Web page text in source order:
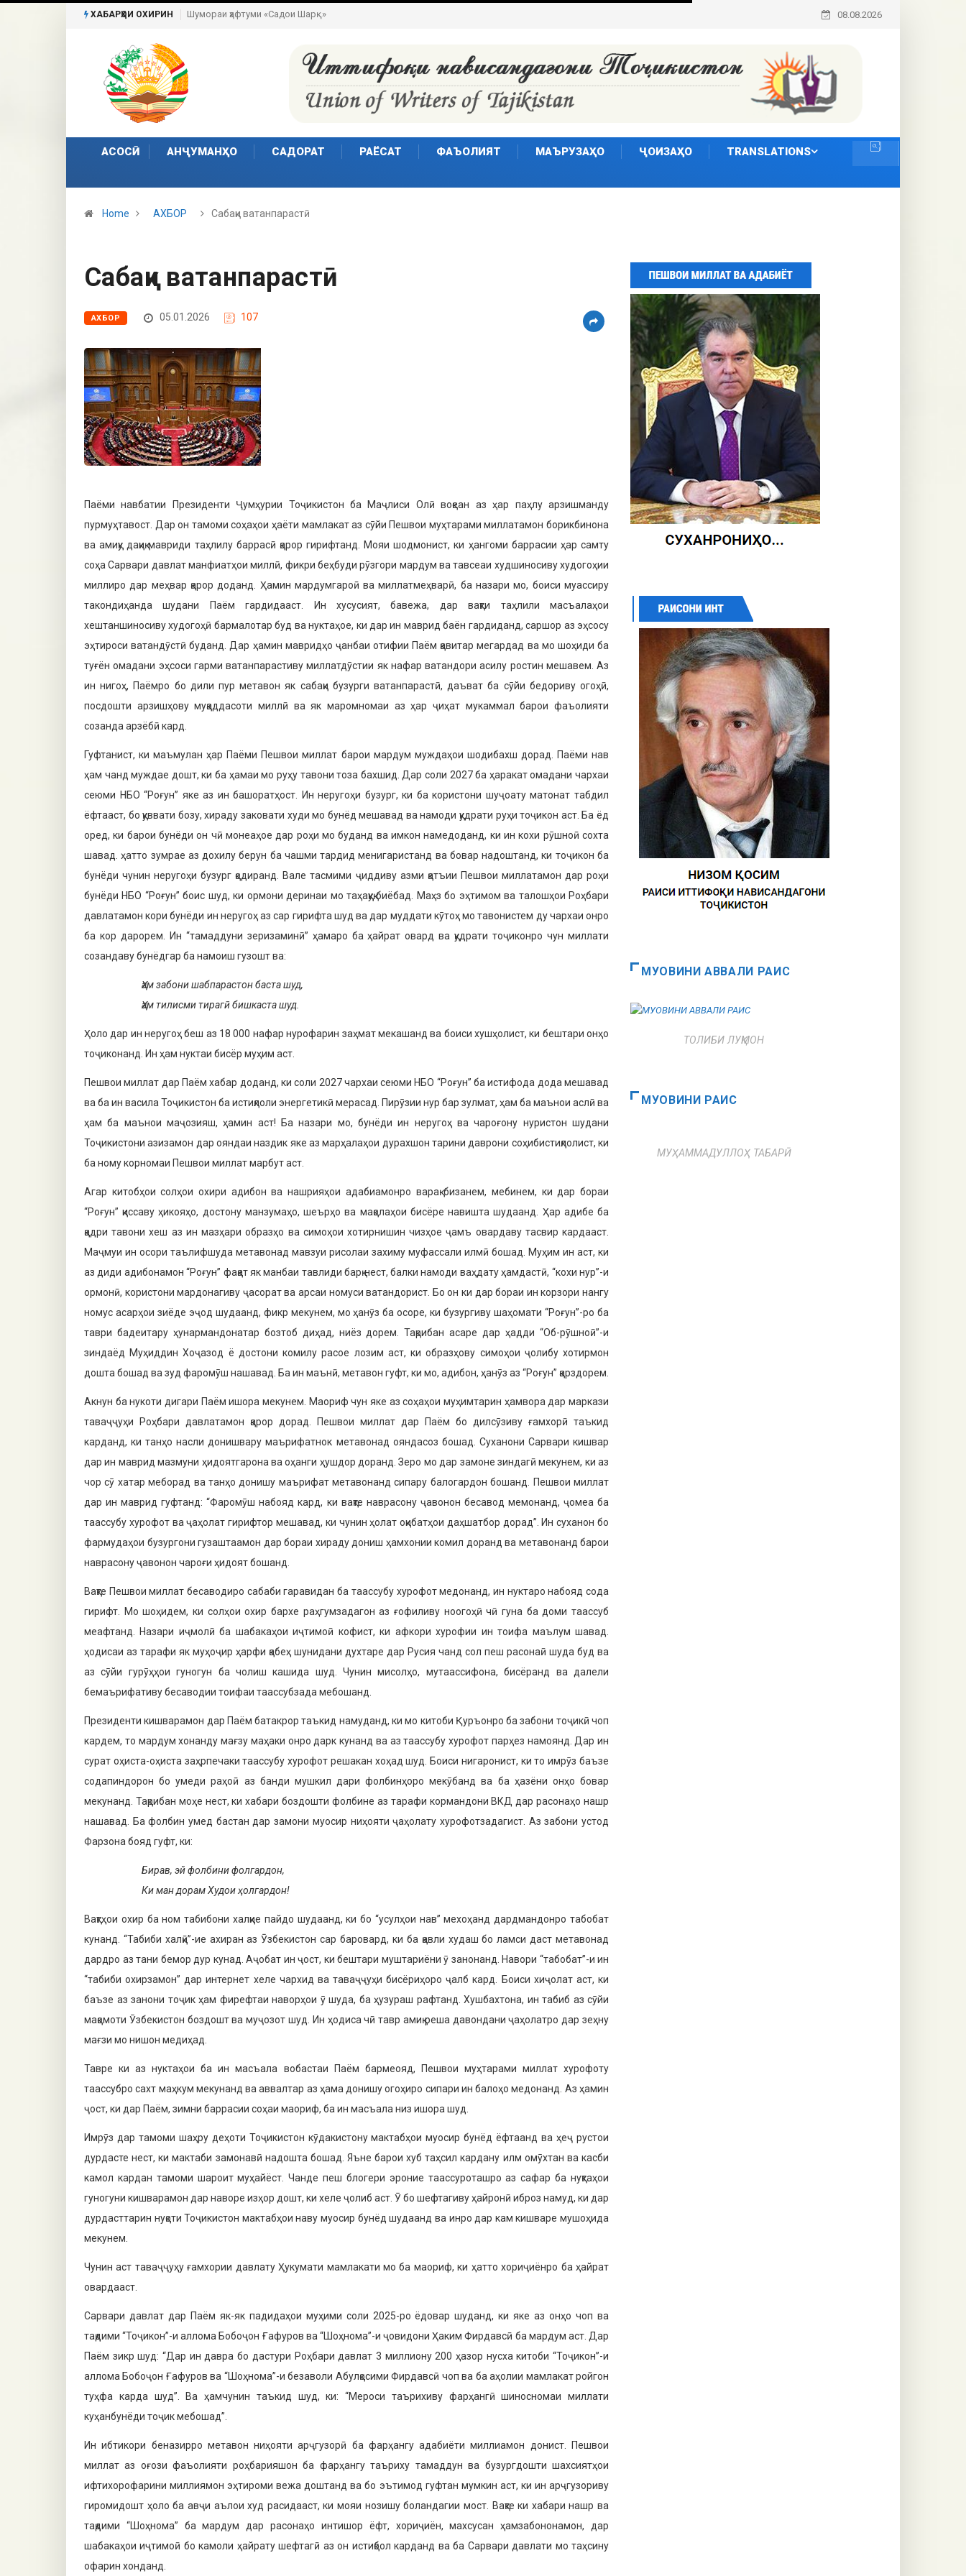
ХАБАРҲОИ ОХИРИН Пешвои ҳаракати сулҳи ҷаҳонӣ 08.08.2026
АСОСӢ АНҶУМАНҲО САДОРАТ РАЁСАТ ФАЪОЛИЯТ МАЪРУЗАҲО ҶОИЗАҲО TRANSLATIONS
Home АХБОР Сабақи ватанпарастӣ
Сабақи ватанпарастӣ
АХБОР 05.01.2026 107
Паёми навбатии Президенти Ҷумҳурии Тоҷикистон ба Маҷлиси Олӣ воқеан аз ҳар паҳлу арзишманду
пурмуҳтавост. Дар он тамоми соҳаҳои ҳаёти мамлакат аз сӯйи Пешвои муҳтарами миллатамон борикбинона
ва амиқу дақиқ мавриди таҳлилу баррасӣ қарор гирифтанд. Мояи шодмонист, ки ҳангоми баррасии ҳар самту
соҳа Сарвари давлат манфиатҳои миллӣ, фикри беҳбуди рӯзгори мардум ва тавсеаи худшиносиву худогоҳии
миллиро дар меҳвар қарор доданд. Ҳамин мардумгароӣ ва миллатмеҳварӣ, ба назари мо, боиси муассиру
такондиҳанда шудани Паём гардидааст. Ин хусусият, бавежа, дар вақти таҳлили масъалаҳои
хештаншиносиву худогоҳӣ бармалотар буд ва нуктаҳое, ки дар ин маврид баён гардиданд, саршор аз эҳсосу
эҳтироси ватандӯстӣ буданд. Дар ҳамин мавридҳо ҷанбаи отифии Паём қавитар мегардад ва мо шоҳиди ба
туғён омадани эҳсоси гарми ватанпарастиву миллатдӯстии як нафар ватандори асилу ростин мешавем. Аз
ин нигоҳ, Паёмро бо дили пур метавон як сабақи бузурги ватанпарастӣ, даъват ба сӯйи бедориву огоҳӣ,
посдошти арзишҳову муқаддасоти миллӣ ва як маромномаи аз ҳар ҷиҳат мукаммал барои фаъолияти
созанда арзёбӣ кард.
Гуфтанист, ки маъмулан ҳар Паёми Пешвои миллат барои мардум муждаҳои шодибахш дорад. Паёми нав
ҳам чанд муждае дошт, ки ба ҳамаи мо руҳу тавони тоза бахшид. Дар соли 2027 ба ҳаракат омадани чархаи
сеюми НБО “Роғун” яке аз ин башоратҳост. Ин неругоҳи бузург, ки ба користони шуҷоату матонат табдил
ёфтааст, бо қуввати бозу, хираду заковати худи мо бунёд мешавад ва намоди қудрати руҳи тоҷикон аст. Ба ёд
оред, ки барои бунёди он чӣ монеаҳое дар роҳи мо буданд ва имкон намедоданд, ки ин кохи рӯшноӣ сохта
шавад. ҳатто зумрае аз дохилу берун ба чашми тардид менигаристанд ва бовар надоштанд, ки тоҷикон ба
бунёди чунин неругоҳи бузург қодиранд. Вале тасмими ҷиддиву азми қатъии Пешвои миллатамон дар роҳи
бунёди НБО “Роғун” боис шуд, ки ормони деринаи мо таҳаққуқ биёбад. Маҳз бо эҳтимом ва талошҳои Роҳбари
давлатамон кори бунёди ин неругоҳ аз сар гирифта шуд ва дар муддати кӯтоҳ мо тавонистем ду чархаи онро
ба кор дарорем. Ин “тамаддуни зеризаминӣ” ҳамаро ба ҳайрат овард ва қудрати тоҷиконро чун миллати
созандаву бунёдгар ба намоиш гузошт ва:
Ҳам забони шабпарастон баста шуд,
Ҳам тилисми тирагӣ бишкаста шуд.
Ҳоло дар ин неругоҳ беш аз 18 000 нафар нурофарин заҳмат мекашанд ва боиси хушҳолист, ки бештари онҳо
тоҷиконанд. Ин ҳам нуктаи бисёр муҳим аст.
Пешвои миллат дар Паём хабар доданд, ки соли 2027 чархаи сеюми НБО “Роғун” ба истифода дода мешавад
ва ба ин васила Тоҷикистон ба истиқлоли энергетикӣ мерасад. Пирӯзии нур бар зулмат, ҳам ба маънои аслӣ ва
ҳам ба маънои маҷозияш, ҳамин аст! Ба назари мо, бунёди ин неругоҳ ва чароғону нуристон шудани
Тоҷикистони азизамон дар ояндаи наздик яке аз марҳалаҳои дурахшон тарини даврони соҳибистиқлолист, ки
ба ному корномаи Пешвои миллат марбут аст.
Агар китобҳои солҳои охири адибон ва нашрияҳои адабиамонро варақ бизанем, мебинем, ки дар бораи
“Роғун” қиссаву ҳикояҳо, достону манзумаҳо, шеърҳо ва мақолаҳои бисёре навишта шудаанд. Ҳар адибе ба
қадри тавони хеш аз ин мазҳари образҳо ва симоҳои хотирнишин чизҳое ҷамъ овардаву тасвир кардааст.
Маҷмуи ин осори таълифшуда метавонад мавзуи рисолаи захиму муфассали илмӣ бошад. Муҳим ин аст, ки
аз диди адибонамон “Роғун” фақат як манбаи тавлиди барқ нест, балки намоди ваҳдату ҳамдастӣ, “кохи нур”-и
ормонӣ, користони мардонагиву ҷасорат ва арсаи номуси ватандорист. Бо он ки дар бораи ин корзори нангу
номус асарҳои зиёде эҷод шудаанд, фикр мекунем, мо ҳанӯз ба осоре, ки бузургиву шаҳомати “Роғун”-ро ба
таври бадеитару ҳунармандонатар бозтоб диҳад, ниёз дорем. Тақрибан асаре дар ҳадди “Об-рӯшноӣ”-и
зиндаёд Муҳиддин Хоҷазод ё достони комилу расое лозим аст, ки образҳову симоҳои ҷолибу хотирмон
дошта бошад ва зуд фаромӯш нашавад. Ба ин маънӣ, метавон гуфт, ки мо, адибон, ҳанӯз аз “Роғун” қарздорем.
Акнун ба нукоти дигари Паём ишора мекунем. Маориф чун яке аз соҳаҳои муҳимтарин ҳамвора дар маркази
таваҷҷуҳи Роҳбари давлатамон қарор дорад. Пешвои миллат дар Паём бо дилсӯзиву ғамхорӣ таъкид
карданд, ки танҳо насли донишвару маърифатнок метавонад ояндасоз бошад. Суханони Сарвари кишвар
дар ин маврид мазмуни ҳидоятгарона ва оҳанги ҳушдор доранд. Зеро мо дар замоне зиндагӣ мекунем, ки аз
чор сӯ хатар меборад ва танҳо донишу маърифат метавонанд сипару балогардон бошанд. Пешвои миллат
дар ин маврид гуфтанд: “Фаромӯш набояд кард, ки вақте наврасону ҷавонон бесавод мемонанд, ҷомеа ба
таассубу хурофот ва ҷаҳолат гирифтор мешавад, ки чунин ҳолат оқибатҳои даҳшатбор дорад”. Ин суханон бо
фармудаҳои бузургони гузаштаамон дар бораи хираду дониш ҳамхонии комил доранд ва метавонанд барои
наврасону ҷавонон чароғи ҳидоят бошанд.
Вақте Пешвои миллат бесаводиро сабаби гаравидан ба таассубу хурофот медонанд, ин нуктаро набояд сода
гирифт. Мо шоҳидем, ки солҳои охир бархе раҳгумзадагон аз ғофиливу ноогоҳӣ чӣ гуна ба доми таассуб
меафтанд. Назари иҷмолӣ ба шабакаҳои иҷтимоӣ кофист, ки афкори хурофии ин тоифа маълум шавад.
ҳодисаи аз тарафи як муҳоҷир ҳарфи қабеҳ шунидани духтаре дар Русия чанд сол пеш расонаӣ шуда буд ва
аз сӯйи гурӯҳҳои гуногун ба чолиш кашида шуд. Чунин мисолҳо, мутаассифона, бисёранд ва далели
бемаърифативу бесаводии тоифаи таассубзада мебошанд.
Президенти кишварамон дар Паём батакрор таъкид намуданд, ки мо китоби Қуръонро ба забони тоҷикӣ чоп
кардем, то мардум хонанду мағзу маҳаки онро дарк кунанд ва аз таассубу хурофот парҳез намоянд. Дар ин
сурат оҳиста-оҳиста заҳрпечаки таассубу хурофот решакан хоҳад шуд. Боиси нигаронист, ки то имрӯз баъзе
содапиндорон бо умеди раҳоӣ аз банди мушкил дари фолбинҳоро мекӯбанд ва ба ҳазёни онҳо бовар
мекунанд. Тақрибан моҳе нест, ки хабари боздошти фолбине аз тарафи кормандони ВКД дар расонаҳо нашр
нашавад. Ба фолбин умед бастан дар замони муосир ниҳояти ҷаҳолату хурофотзадагист. Аз забони устод
Фарзона бояд гуфт, ки:
Бирав, эй фолбини фолгардон,
Ки ман дорам Худои ҳолгардон!
Вақтҳои охир ба ном табибони халқие пайдо шудаанд, ки бо “усулҳои нав” мехоҳанд дардмандонро табобат
кунанд. “Табиби халқӣ”-ие ахиран аз Ӯзбекистон сар баровард, ки ба қавли худаш бо ламси даст метавонад
дардро аз тани бемор дур кунад. Аҷобат ин ҷост, ки бештари муштариёни ӯ занонанд. Навори “табобат”-и ин
“табиби охирзамон” дар интернет хеле чархид ва таваҷҷуҳи бисёриҳоро ҷалб кард. Боиси хиҷолат аст, ки
баъзе аз занони тоҷик ҳам фирефтаи наворҳои ӯ шуда, ба ҳузураш рафтанд. Хушбахтона, ин табиб аз сӯйи
мақомоти Ӯзбекистон боздошт ва муҷозот шуд. Ин ҳодиса чӣ тавр амиқ реша давондани ҷаҳолатро дар зеҳну
мағзи мо нишон медиҳад.
Тавре ки аз нуктаҳои ба ин масъала вобастаи Паём бармеояд, Пешвои муҳтарами миллат хурофоту
таассубро сахт маҳкум мекунанд ва аввалтар аз ҳама донишу огоҳиро сипари ин балоҳо медонанд. Аз ҳамин
ҷост, ки дар Паём, зимни баррасии соҳаи маориф, ба ин масъала низ ишора шуд.
Имрӯз дар тамоми шаҳру деҳоти Тоҷикистон кӯдакистону мактабҳои муосир бунёд ёфтаанд ва ҳеҷ рустои
дурдасте нест, ки мактаби замонавӣ надошта бошад. Яъне барои хуб таҳсил кардану илм омӯхтан ва касби
камол кардан тамоми шароит муҳайёст. Чанде пеш блогери эроние таассуроташро аз сафар ба нуқтаҳои
гуногуни кишварамон дар наворе изҳор дошт, ки хеле ҷолиб аст. Ӯ бо шефтагиву ҳайронӣ иброз намуд, ки дар
дурдасттарин нуқоти Тоҷикистон мактабҳои наву муосир бунёд шудаанд ва инро дар кам кишваре мушоҳида
мекунем.
Чунин аст таваҷҷуҳу ғамхории давлату Ҳукумати мамлакати мо ба маориф, ки ҳатто хориҷиёнро ба ҳайрат
овардааст.
Сарвари давлат дар Паём як-як падидаҳои муҳими соли 2025-ро ёдовар шуданд, ки яке аз онҳо чоп ва
тақдими “Тоҷикон”-и аллома Бобоҷон Ғафуров ва “Шоҳнома”-и ҷовидони Ҳаким Фирдавсӣ ба мардум аст. Дар
Паём зикр шуд: “Дар ин давра бо дастури Роҳбари давлат 3 миллиону 200 ҳазор нусха китоби “Тоҷикон”-и
аллома Бобоҷон Ғафуров ва “Шоҳнома”-и безаволи Абулқосими Фирдавсӣ чоп ва ба аҳолии мамлакат ройгон
туҳфа карда шуд”. Ва ҳамчунин таъкид шуд, ки: “Мероси таърихиву фарҳангӣ шиносномаи миллати
куҳанбунёди тоҷик мебошад”.
Ин ибтикори беназирро метавон ниҳояти арҷгузорӣ ба фарҳангу адабиёти миллиамон донист. Пешвои
миллат аз оғози фаъолияти роҳбарияшон ба фарҳангу таъриху тамаддун ва бузургдошти шахсиятҳои
ифтихорофарини миллиямон эҳтироми вежа доштанд ва бо эътимод гуфтан мумкин аст, ки ин арҷгузориву
гиромидошт ҳоло ба авҷи аълои худ расидааст, ки мояи нозишу боландагии мост. Вақте ки хабари нашр ва
тақдими “Шоҳнома” ба мардум дар расонаҳо интишор ёфт, хориҷиён, махсусан ҳамзабононамон, дар
шабакаҳои иҷтимоӣ бо камоли ҳайрату шефтагӣ аз он истиқбол карданд ва ба Сарвари давлати мо таҳсину
офарин хонданд.
МУОВИНИ АВВАЛИ РАИС
ТОЛИБИ ЛУҚМОН
МУОВИНИ РАИС
МУҲАММАДУЛЛОҲ ТАБАРӢ